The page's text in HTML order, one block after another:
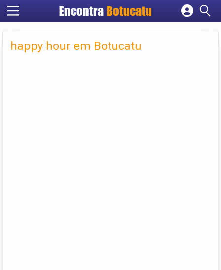
EncontraBotucatu
Cadastrar empresa
Criar conta
happy hour em Botucatu